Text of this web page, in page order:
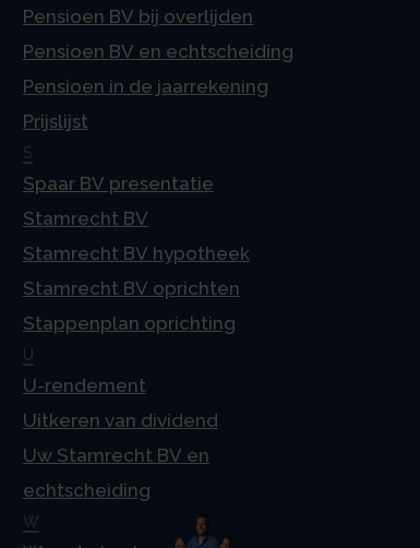
Pensioen BV bij overlijden
Pensioen BV en echtscheiding
Pensioen in de jaarrekening
Prijslijst
S
Spaar BV presentatie
Stamrecht BV
Stamrecht BV hypotheek
Stamrecht BV oprichten
Stappenplan oprichting
U
U-rendement
Uitkeren van dividend
Uw Stamrecht BV en
echtscheiding
W